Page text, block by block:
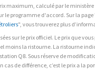
maximum, calculé par le
le programme d'accord. Sur la page
", vous trouverez plus
sur le prix officiel. Le prix que
moins la ristourne. La ristourne
Q8. Sous réserve de
cas de différence, c’est le prix a la